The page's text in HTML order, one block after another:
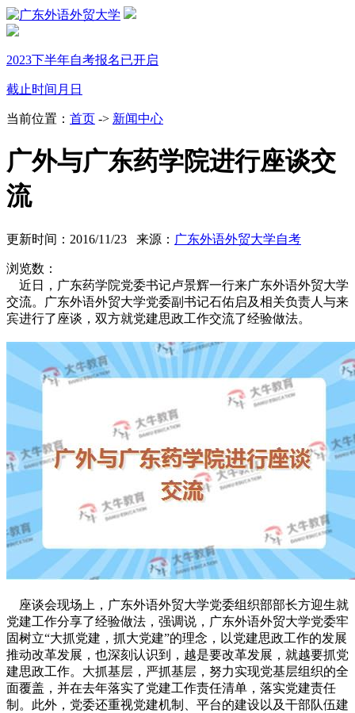
2023下半年自考报名已开启
截止时间 月 日
当前位置： 首页 -> 新闻中心
广外与广东药学院进行座谈交
流
更新时间：2016/11/23 来源： 广东外语外贸大学自考
浏览数：
近日，广东药学院党委书记卢景辉一行来广东外语外贸大学
交流。广东外语外贸大学党委副书记石佑启及相关负责人与来
宾进行了座谈，双方就党建思政工作交流了经验做法。
座谈会现场上，广东外语外贸大学党委组织部部长方迎生就
党建工作分享了经验做法，强调说，广东外语外贸大学党委牢
固树立“大抓党建，抓大党建”的理念，以党建思政工作的发展
推动改革发展，也深刻认识到，越是要改革发展，就越要抓党
建思政工作。大抓基层，严抓基层，努力实现党基层组织的全
面覆盖，并在去年落实了党建工作责任清单，落实党建责任
制。此外，党委还重视党建机制、平台的建设以及干部队伍建